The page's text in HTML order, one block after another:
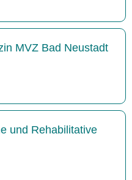
MVZ Bad Neustadt
und Rehabilitative